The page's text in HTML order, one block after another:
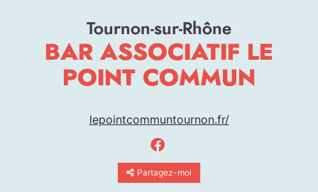
Tournon-sur-Rhône
BAR ASSOCIATIF LE
POINT COMMUN
lepointcommuntournon.fr/
Partagez-moi